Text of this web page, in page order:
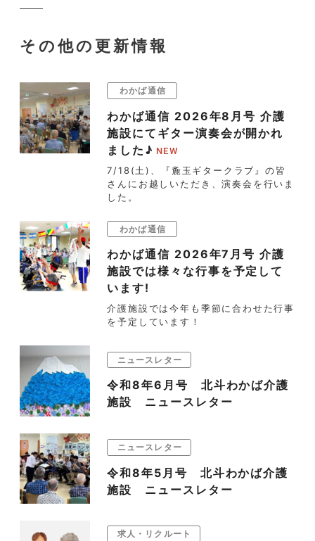
その他の更新情報
わかば通信
わかば通信 2026年8月号 介護
施設にてギター演奏会が開かれ
ました♪
7/18(土)、『麁玉ギタークラブ』の皆
さんにお越しいただき、演奏会を行いま
した。
わかば通信
わかば通信 2026年7月号 介護
施設では様々な行事を予定して
います!
介護施設では今年も季節に合わせた行事
を予定しています！
ニュースレター
令和8年6月号 北斗わかば介護
施設 ニュースレター
ニュースレター
令和8年5月号 北斗わかば介護
施設 ニュースレター
求人・リクルート